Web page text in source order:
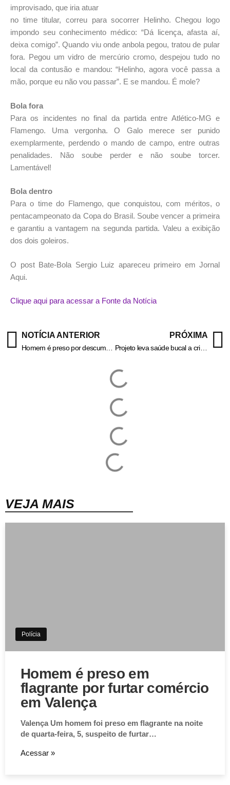
improvisado, que iria atuar
no time titular, correu para socorrer Helinho. Chegou logo
impondo seu conhecimento médico: “Dá licença, afasta aí,
deixa comigo”. Quando viu onde anbola pegou, tratou de pular
fora. Pegou um vidro de mercúrio cromo, despejou tudo no
local da contusão e mandou: “Helinho, agora você passa a
mão, porque eu não vou passar”. E se mandou. É mole?
Bola fora
Para os incidentes no final da partida entre Atlético-MG e
Flamengo. Uma vergonha. O Galo merece ser punido
exemplarmente, perdendo o mando de campo, entre outras
penalidades. Não soube perder e não soube torcer.
Lamentável!
Bola dentro
Para o time do Flamengo, que conquistou, com méritos, o
pentacampeonato da Copa do Brasil. Soube vencer a primeira
e garantiu a vantagem na segunda partida. Valeu a exibição
dos dois goleiros.
O post Bate-Bola Sergio Luiz apareceu primeiro em Jornal
Aqui.
Clique aqui para acessar a Fonte da Notícia
NOTÍCIA ANTERIOR PRÓXIMA
Projeto leva saúde bucal a crianças de Paraty
VEJA MAIS
Polícia
Homem é preso em
flagrante por furtar comércio
em Valença
Valença Um homem foi preso em flagrante na noite
de quarta-feira, 5, suspeito de furtar…
Acessar »